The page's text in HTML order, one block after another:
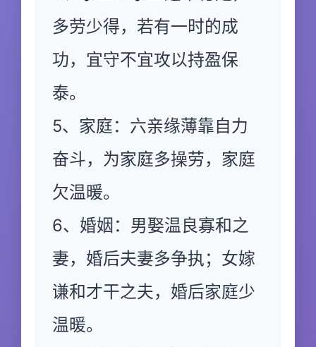
多劳少得，若有一时的成
功，宜守不宜攻以持盈保
泰。
5、家庭：六亲缘薄靠自力
奋斗，为家庭多操劳，家庭
欠温暖。
6、婚姻：男娶温良寡和之
妻，婚后夫妻多争执；女嫁
谦和才干之夫，婚后家庭少
温暖。